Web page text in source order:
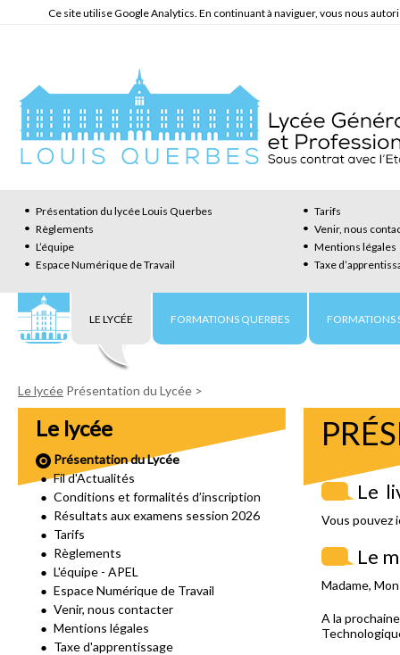
Ce site utilise Google Analytics. En continuant à naviguer, vous nous
LE LYCÉE
Présentation du lycée Louis Querbes
Tarifs
Règlements
Venir, nous
L’équipe
Mentions légales
Espace Numérique de Travail
Taxe
FORMATIONS QUERBES FORMATIONS
Le lycée Présentation du Lycée >
Le lycée
Présentation du Lycée
Fil d'Actualités
Conditions et formalités d’inscription
Résultats aux examens session 2026
Tarifs
Règlements
L'équipe - APEL
Espace Numérique de Travail
Venir, nous contacter
Mentions légales
Taxe d'apprentissage
Le
Vous pouvez
Le
Madame,
A la